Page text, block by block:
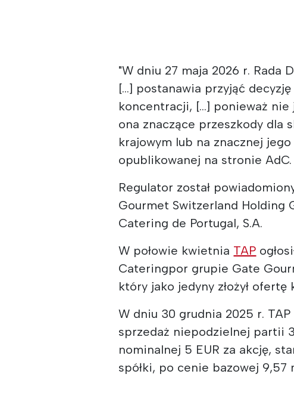
"W dniu 27 maja 2026 r. Rada
[...] postanawia przyjąć
koncentracji, [...] ponieważ
ona znaczące przeszkody dla
krajowym lub na znacznej
opublikowanej na stronie AdC.
Regulator został
Gourmet Switzerland
Catering de Portugal, S.A.
W połowie kwietnia TAP
Cateringpor grupie Gate
który jako jedyny złożył ofertę
W dniu 30 grudnia 2025 r.
sprzedaż niepodzielnej partii
nominalnej 5 EUR za akcję,
spółki, po cenie bazowej 9,57